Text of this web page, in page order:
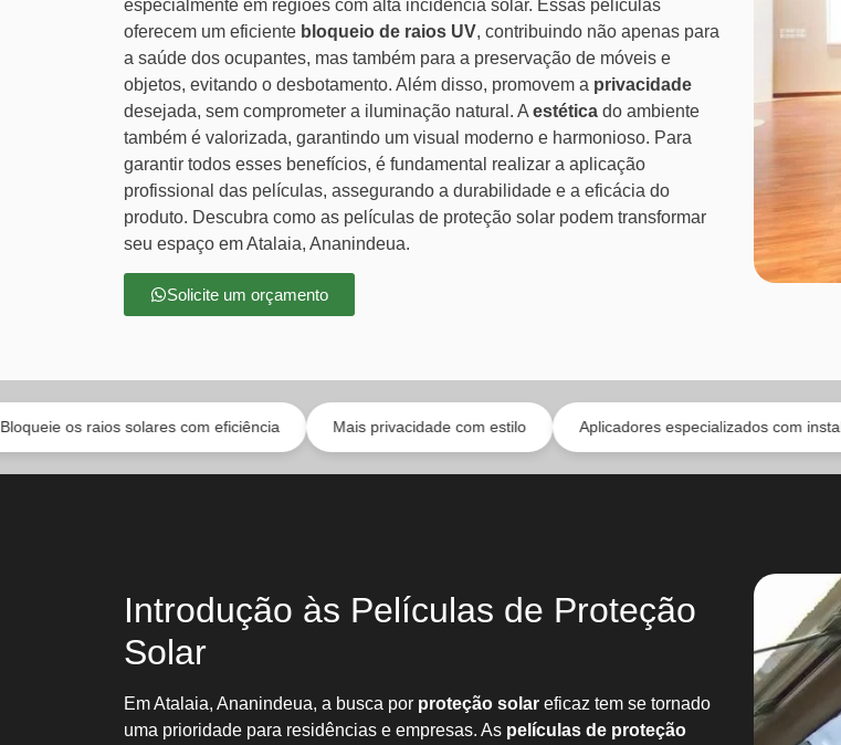
especialmente em regiões com alta incidência solar. Essas películas
oferecem um eficiente bloqueio de raios UV, contribuindo não apenas para
a saúde dos ocupantes, mas também para a preservação de móveis e
objetos, evitando o desbotamento. Além disso, promovem a privacidade
desejada, sem comprometer a iluminação natural. A estética do ambiente
também é valorizada, garantindo um visual moderno e harmonioso. Para
garantir todos esses benefícios, é fundamental realizar a aplicação
profissional das películas, assegurando a durabilidade e a eficácia do
produto. Descubra como as películas de proteção solar podem transformar
seu espaço em Atalaia, Ananindeua.
Solicite um orçamento
solares com eficiência Mais privacidade com estilo Aplicadores especializados com instalação limpa
Introdução às Películas de Proteção
Solar
Em Atalaia, Ananindeua, a busca por proteção solar eficaz tem se tornado
uma prioridade para residências e empresas. As películas de proteção